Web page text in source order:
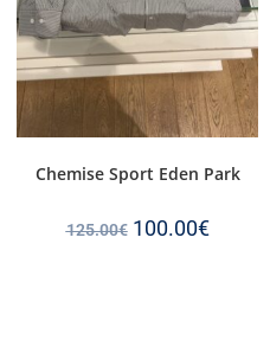
Chemise Sport Eden Park
125.00€ 100.00€